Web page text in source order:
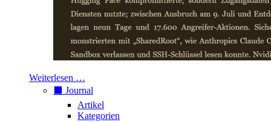
Weiterlesen …
⬛️ Journal
Artikel
Kategorien